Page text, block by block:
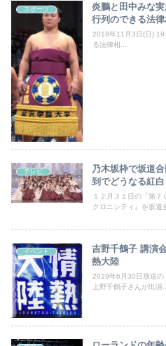
スポーツ
炎鵬と田中みな
行列のできる法
2019年11月3日(日)
る法律相...
テレビ
乃木坂枠で坂道
到でどうなる紅白
１２月３１日の「第
クロニシティ』を坂道
イベント
吉野千鶴子 講演
熱大陸
2019年6月30日放送の
上野千鶴子さんが出演...